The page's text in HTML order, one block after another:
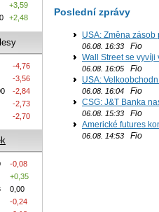
Poslední zprávy
USA: Změna
06.08. 16:33 Fio
Wall Street se
06.08. 16:05 Fio
USA:
06.08. 16:04 Fio
CSG: J&T Banka
06.08. 15:33 Fio
Americké futures
06.08. 14:53 Fio
+3,59
+2,48
-4,76
-3,56
-2,84
-2,73
-2,70
-0,08
+0,35
0,00
-0,24